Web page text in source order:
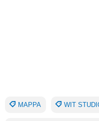
MAPPA WIT